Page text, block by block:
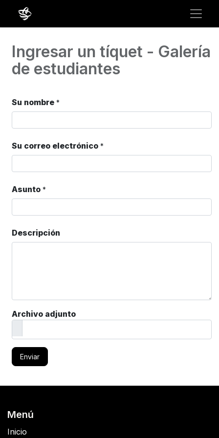
Ingresar un tíquet - Galería
de estudiantes
Su nombre *
Su correo electrónico *
Asunto *
Descripción
Archivo adjunto
Enviar
Menú
Inicio